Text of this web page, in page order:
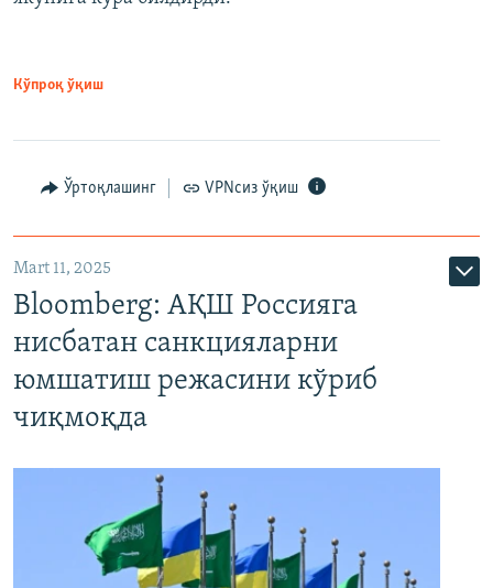
Кўпроқ ўқиш
Ўртоқлашинг VPNсиз ўқиш
Mart 11, 2025
Bloomberg: АҚШ Россияга
нисбатан санкцияларни
юмшатиш режасини кўриб
чиқмоқда